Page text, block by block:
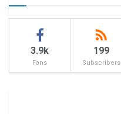
3.9k
Fans
199
Subscribers